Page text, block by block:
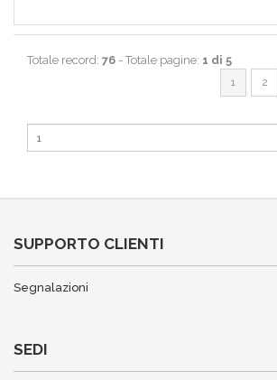
Totale record: 76 - Totale pagine: 1 di 5
1 2
SUPPORTO CLIENTI
Segnalazioni
SEDI